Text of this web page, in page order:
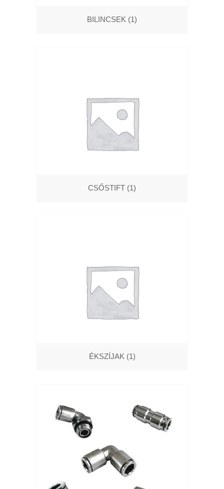
BILINCSEK (1)
CSŐSTIFT (1)
ÉKSZÍJAK (1)